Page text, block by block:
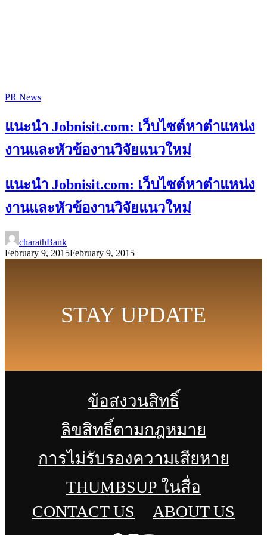
PR News
แนะนำ Jobnisit.com: เว็บไซต์หาตำแหน่ง
งานและหัวข้องานวิจัยแนวใหม่
แนะนำ Jobnisit.com: เว็บไซต์หาตำแหน่ง
งานและหัวข้องานวิจัยแนวใหม่
charathBank
February 9, 2015February 9, 2015
STAY UPDATE
ข้อสงวนสิทธิ์
ลิขสิทธิ์ตามกฎหมาย
การไม่รับรองความเสียหาย
THUMBSUP ในสื่อ
CONTACT US
ABOUT US